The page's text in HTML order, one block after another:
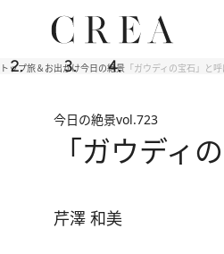
トップ旅＆お出かけ今日の絶景 「ガウディの宝石」と
今日の絶景vol.723
「ガウディ
芹澤 和美